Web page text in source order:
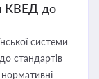
КВЕД до
системи
стандартів